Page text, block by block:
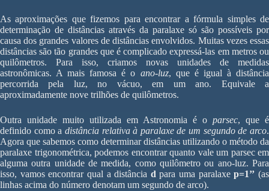
As aproximações que fizemos para encontrar a fórmula simples de
determinação de distâncias através da paralaxe só são possíveis por
causa dos grandes valores de distâncias envolvidos. Muitas vezes essas
distâncias são tão grandes que é complicado expressá-las em metros ou
quilômetros. Para isso, criamos novas unidades de medidas
astronômicas. A mais famosa é o ano-luz, que é igual à distância
percorrida pela luz, no vácuo, em um ano. Equivale a
aproximadamente nove trilhões de quilômetros.
Outra unidade muito utilizada em Astronomia é o parsec, que é
definido como a distância relativa à paralaxe de um segundo de arco.
Agora que sabemos como determinar distâncias utilizando o método da
paralaxe trigonométrica, podemos encontrar quanto vale um parsec em
alguma outra unidade de medida, como quilômetro ou ano-luz. Para
isso, vamos encontrar qual a distância d para uma paralaxep=1’’ (as
linhas acima do número denotam um segundo de arco).